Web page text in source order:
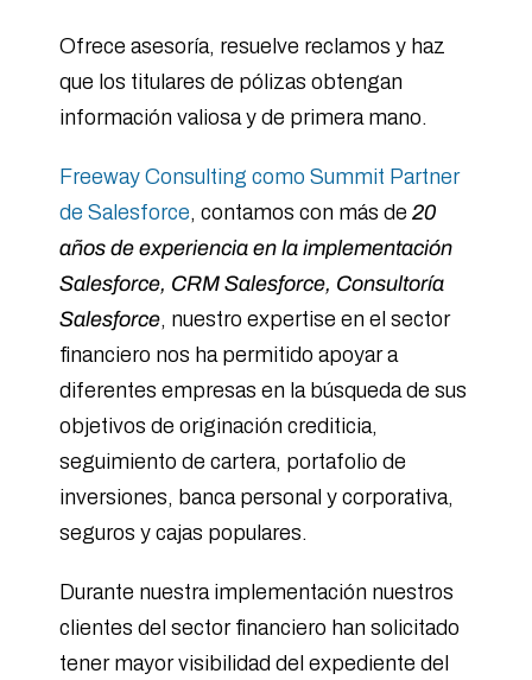
Ofrece asesoría, resuelve reclamos y haz
que los titulares de pólizas obtengan
información valiosa y de primera mano.
Freeway Consulting como Summit Partner
de Salesforce, contamos con más de 20
años de experiencia en la implementación
Salesforce, CRM Salesforce, Consultoría
Salesforce, nuestro expertise en el sector
financiero nos ha permitido apoyar a
diferentes empresas en la búsqueda de sus
objetivos de originación crediticia,
seguimiento de cartera, portafolio de
inversiones, banca personal y corporativa,
seguros y cajas populares.
Durante nuestra implementación nuestros
clientes del sector financiero han solicitado
tener mayor visibilidad del expediente del